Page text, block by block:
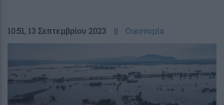
10:51, 13 Σεπτεμβρίου 2023 || Οικονομία